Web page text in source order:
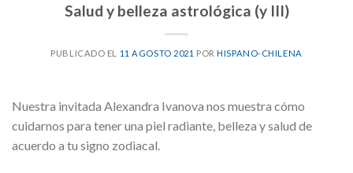
Salud y belleza astrológica (y III)
PUBLICADO EL 11 AGOSTO 2021 PORHISPANO-CHILENA
Nuestra invitada Alexandra Ivanova nos muestra cómo
cuidarnos para tener una piel radiante, belleza y salud de
acuerdo a tu signo zodiacal.